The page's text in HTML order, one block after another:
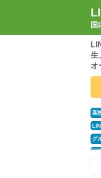
国
生
オ
高
グ